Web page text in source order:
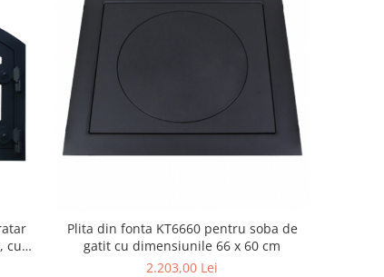
cu
Plita din fonta KT6660 pentru soba de
gatit cu dimensiunile 66 x 60 cm
2.203,00 Lei